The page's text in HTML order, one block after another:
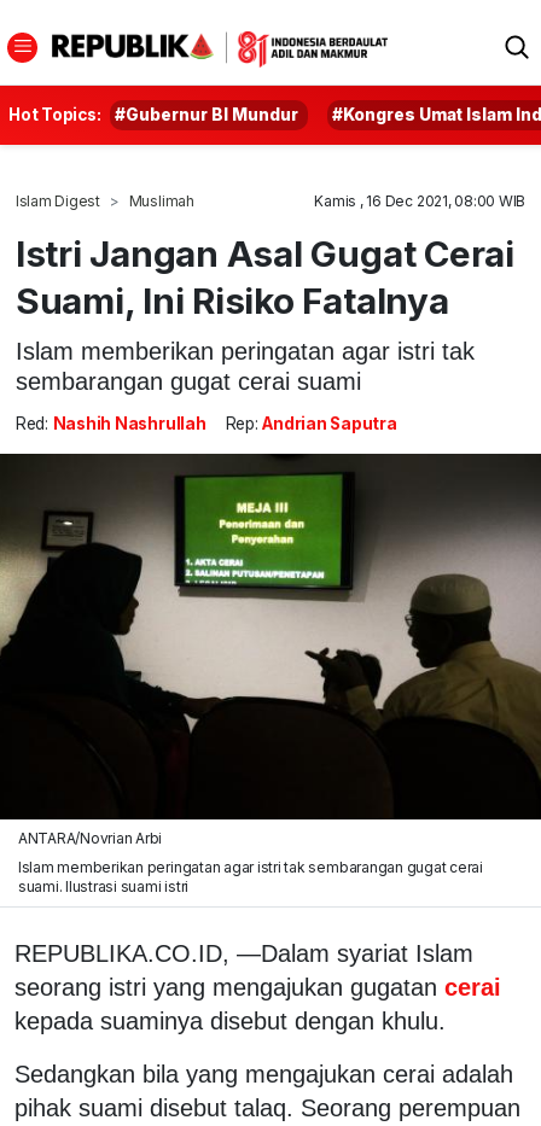
Hot Topics: #Gubernur BI Mundur #Kongres Umat Islam
Islam Digest Muslimah Kamis , 16 Dec 2021, 08:00 WIB
Istri Jangan Asal Gugat Cerai
Suami, Ini Risiko Fatalnya
Islam memberikan peringatan agar istri tak
sembarangan gugat cerai suami
Red: Nashih Nashrullah Rep: Andrian Saputra
ANTARA/Novrian Arbi
Islam memberikan peringatan agar istri tak sembarangan gugat cerai
suami. Ilustrasi suami istri
REPUBLIKA.CO.ID, —Dalam syariat Islam
seorang istri yang mengajukan gugatan cerai
kepada suaminya disebut dengan khulu.
Sedangkan bila yang mengajukan cerai adalah
pihak suami disebut talaq. Seorang perempuan